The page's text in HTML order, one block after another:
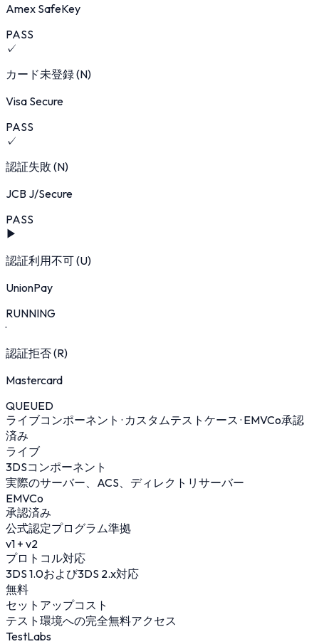
Amex SafeKey
PASS
✓
カード未登録 (N)
Visa Secure
PASS
✓
認証失敗 (N)
JCB J/Secure
PASS
▶
認証利用不可 (U)
UnionPay
RUNNING
·
認証拒否 (R)
Mastercard
QUEUED
ライブコンポーネント · カスタムテストケース · EMVCo承認
済み
ライブ
3DSコンポーネント
実際のサーバー、ACS、ディレクトリサーバー
EMVCo
承認済み
公式認定プログラム準拠
v1 + v2
プロトコル対応
3DS 1.0および3DS 2.x対応
無料
セットアップコスト
テスト環境への完全無料アクセス
TestLabs